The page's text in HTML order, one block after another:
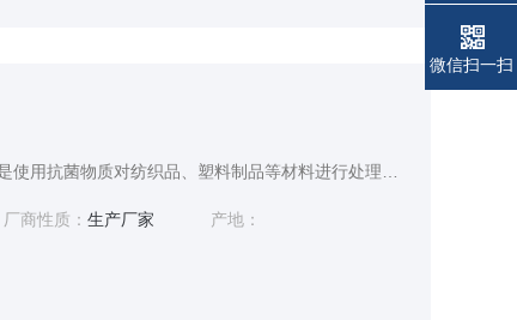
厂商性质： 生产厂家 产地：
微信扫一扫